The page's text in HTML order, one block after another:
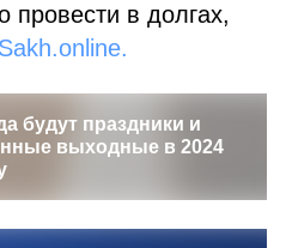
провести в долгах,
Sakh.online.
будут праздники и
выходные в 2024